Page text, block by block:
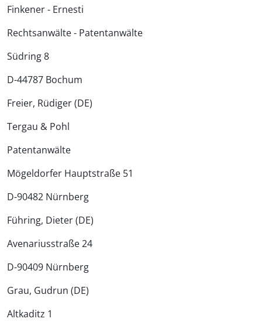
Finkener - Ernesti
Rechtsanwälte - Patentanwälte
Südring 8
D-44787 Bochum
Freier, Rüdiger (DE)
Tergau & Pohl
Patentanwälte
Mögeldorfer Hauptstraße 51
D-90482 Nürnberg
Führing, Dieter (DE)
Avenariusstraße 24
D-90409 Nürnberg
Grau, Gudrun (DE)
Altkaditz 1